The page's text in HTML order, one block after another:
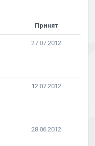
Принят
27.07.2012
12.07.2012
28.06.2012